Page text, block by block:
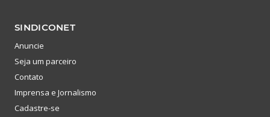
SINDICONET
Anuncie
Seja um parceiro
Contato
Imprensa e Jornalismo
Cadastre-se